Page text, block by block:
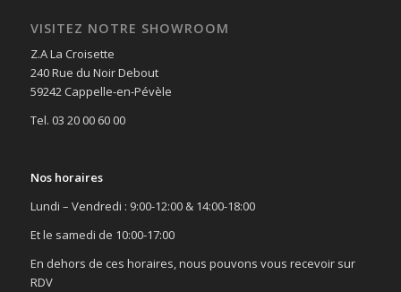
VISITEZ NOTRE SHOWROOM
Z.A La Croisette
240 Rue du Noir Debout
59242 Cappelle-en-Pévèle
Tel. 03 20 00 60 00
Nos horaires
Lundi – Vendredi : 9:00-12:00 & 14:00-18:00
Et le samedi de 10:00-17:00
En dehors de ces horaires, nous pouvons vous recevoir sur
RDV